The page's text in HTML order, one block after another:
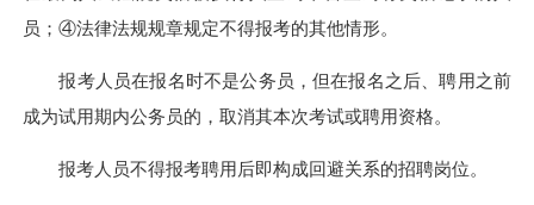
员；④法律法规规章规定不得报考的其他情形。
报考人员在报名时不是公务员，但在报名之后、聘用之前
成为试用期内公务员的，取消其本次考试或聘用资格。
报考人员不得报考聘用后即构成回避关系的招聘岗位。